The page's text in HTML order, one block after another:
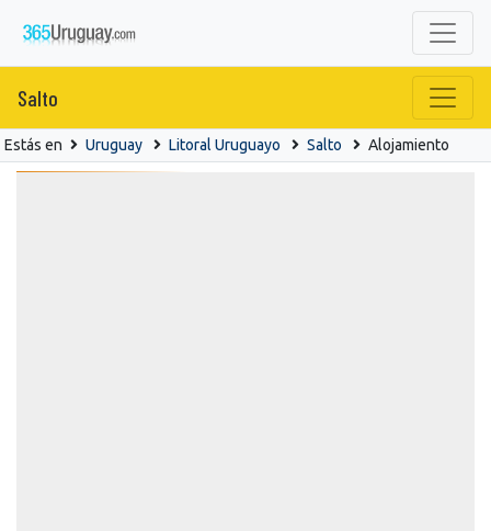
Salto
Estás en Uruguay Litoral Uruguayo Salto Alojamiento